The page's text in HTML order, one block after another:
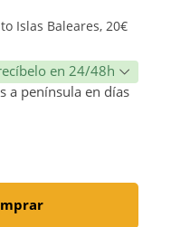
Islas Baleares, 20€
en 24/48h
a península en días